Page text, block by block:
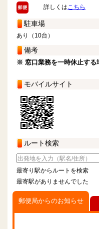
詳しくはこちら
駐車場
あり（10台）
備考
※ 窓口業務を一時休止する
モバイルサイト
ルート検索
最寄り駅からルートを検索
最寄駅がありませんでした
郵便局からのお知らせ